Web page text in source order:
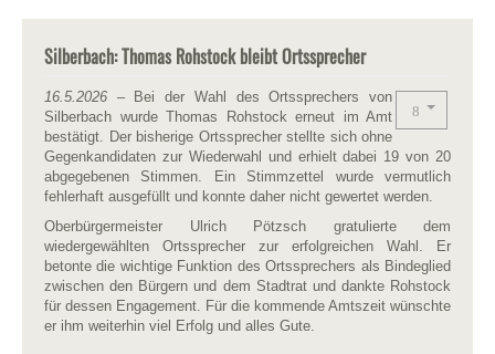
Silberbach: Thomas Rohstock bleibt Ortssprecher
16.5.2026 – Bei der Wahl des Ortssprechers von
Silberbach wurde Thomas Rohstock erneut im Amt
bestätigt. Der bisherige Ortssprecher stellte sich ohne
Gegenkandidaten zur Wiederwahl und erhielt dabei 19 von 20
abgegebenen Stimmen. Ein Stimmzettel wurde vermutlich
fehlerhaft ausgefüllt und konnte daher nicht gewertet werden.
Oberbürgermeister Ulrich Pötzsch gratulierte dem
wiedergewählten Ortssprecher zur erfolgreichen Wahl. Er
betonte die wichtige Funktion des Ortssprechers als Bindeglied
zwischen den Bürgern und dem Stadtrat und dankte Rohstock
für dessen Engagement. Für die kommende Amtszeit wünschte
er ihm weiterhin viel Erfolg und alles Gute.